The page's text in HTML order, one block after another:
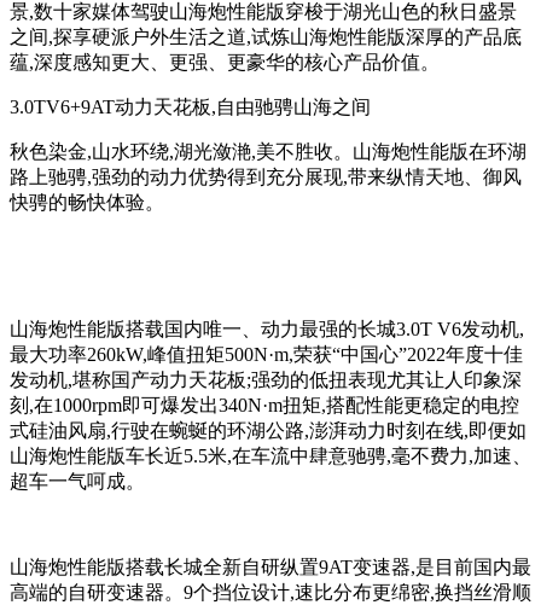
景,数十家媒体驾驶山海炮性能版穿梭于湖光山色的秋日盛景
之间,探享硬派户外生活之道,试炼山海炮性能版深厚的产品底
蕴,深度感知更大、更强、更豪华的核心产品价值。
3.0TV6+9AT动力天花板,自由驰骋山海之间
秋色染金,山水环绕,湖光潋滟,美不胜收。山海炮性能版在环湖
路上驰骋,强劲的动力优势得到充分展现,带来纵情天地、御风
快骋的畅快体验。
山海炮性能版搭载国内唯一、动力最强的长城3.0T V6发动机,
最大功率260kW,峰值扭矩500N·m,荣获“中国心”2022年度十佳
发动机,堪称国产动力天花板;强劲的低扭表现尤其让人印象深
刻,在1000rpm即可爆发出340N·m扭矩,搭配性能更稳定的电控
式硅油风扇,行驶在蜿蜒的环湖公路,澎湃动力时刻在线,即便如
山海炮性能版车长近5.5米,在车流中肆意驰骋,毫不费力,加速、
超车一气呵成。
山海炮性能版搭载长城全新自研纵置9AT变速器,是目前国内最
高端的自研变速器。9个挡位设计,速比分布更绵密,换挡丝滑顺